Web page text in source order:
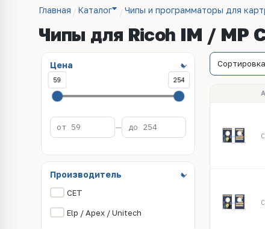
Главная Каталог Чипы и программаторы для
Чипы для Ricoh IM / MP
Цена
59 254
—
Производитель
CET
Elp / Apex / Unitech